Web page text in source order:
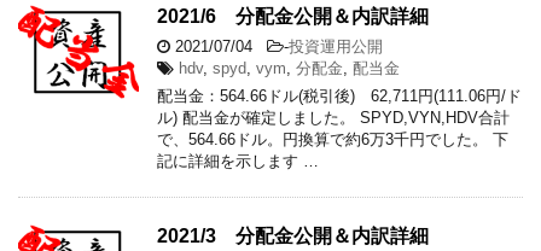
2021/6 分配金公開＆内訳詳細
2021/07/04 -投資運用公開
hdv, spyd vym 分配金 配当金
配当金：564.66ドル(税引後) 62,711円(111.06円/ド
ル) 配当金が確定しました。 SPYD,VYN,HDV合計
で、564.66ドル。円換算で約6万3千円でした。 下
記に詳細を示します …
2021/3 分配金公開＆内訳詳細